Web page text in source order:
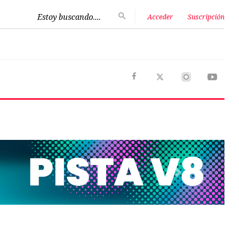
Estoy buscando.... Acceder Suscripción
Next
Opinión